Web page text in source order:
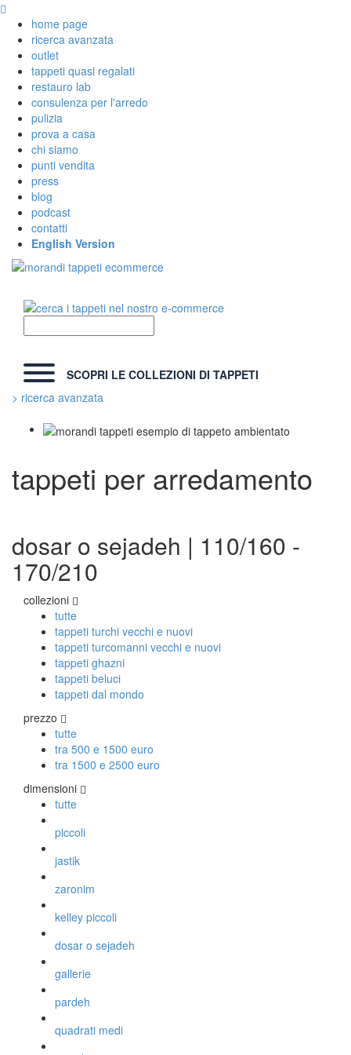
home page
ricerca avanzata
outlet
tappeti quasi regalati
restauro lab
consulenza per l'arredo
pulizia
prova a casa
chi siamo
punti vendita
press
blog
podcast
contatti
English Version
SCOPRI LE COLLEZIONI DI TAPPETI
> ricerca avanzata
Tibet Contemporanei
Himalayan
Bhadohi Moderni
Tappeti Moderni Collezione Morandi
TAPPETI DI DESIGN D'ARTE
Marco Nereo Rotelli
Daniela Marchetti
Chuk Palu
Giorgio Palù
Fabio Morandi
Vito Catalano
TAPPETI PERSIANI
Tappeti Persiani Antichi
Tappeti Persiani Vecchi
Tappeti Persiani Nuovi
Tappeti Persiani Moderni
TAPPETI CLASSICI
Collezione Hyderabad
Collezione Peshawar
Collezione Agra
Collezione Zigler
TAPPETI CAUCASICI
Tappeti Caucasici Antichi: Kazak
tappeti per arredamento
dosar o sejadeh | 110/160 -
170/210
collezioni
tutte
tappeti turchi vecchi e nuovi
tappeti turcomanni vecchi e nuovi
tappeti ghazni
tappeti beluci
tappeti dal mondo
prezzo
tutte
tra 500 e 1500 euro
tra 1500 e 2500 euro
dimensioni
tutte
piccoli
jastik
zaronim
kelley piccoli
dosar o sejadeh
gallerie
pardeh
quadrati medi